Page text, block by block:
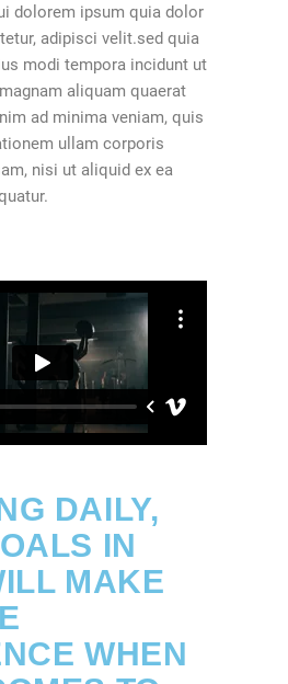
dolorem ipsum quia dolor
adipisci velit.sed quia
modi tempora incidunt ut
aliquam quaerat
ad minima veniam, quis
ullam corporis
nisi ut aliquid ex ea
DAILY,
IN
MAKE
WHEN